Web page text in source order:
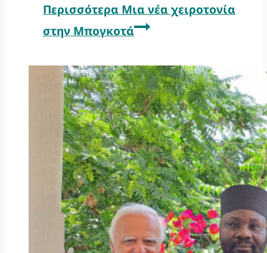
Περισσότερα Μια νέα χειροτονία
στην Μπογκοτά